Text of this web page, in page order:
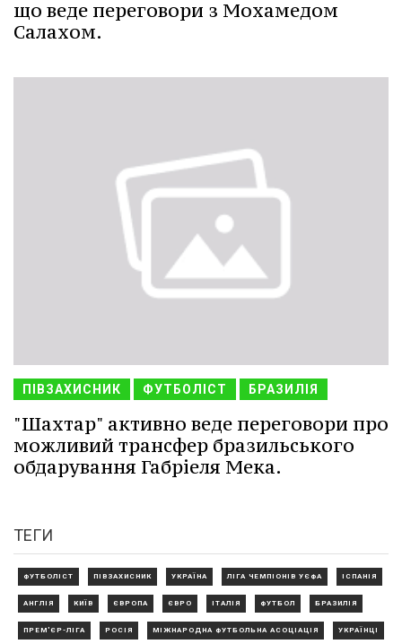
що веде переговори з Мохамедом
Салахом.
ПІВЗАХИСНИК ФУТБОЛІСТ БРАЗИЛІЯ
"Шахтар" активно веде переговори про
можливий трансфер бразильського
обдарування Габріеля Мека.
ТЕГИ
ФУТБОЛІСТ ПІВЗАХИСНИК УКРАЇНА ЛІГА ЧЕМПІОНІВ УЄФА ІСПАНІЯ
АНГЛІЯ КИЇВ ЄВРОПА ЄВРО ІТАЛІЯ ФУТБОЛ БРАЗИЛІЯ
ПРЕМ'ЄР-ЛІГА РОСІЯ МІЖНАРОДНА ФУТБОЛЬНА АСОЦІАЦІЯ УКРАЇНЦІ